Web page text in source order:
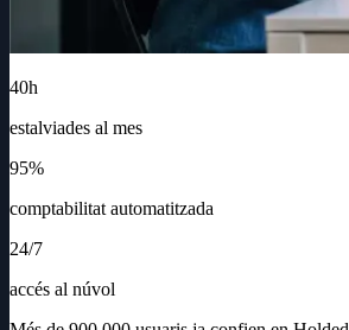
40h
estalviades al mes
95%
comptabilitat automatitzada
24/7
accés al núvol